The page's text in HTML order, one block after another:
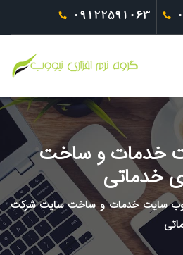
09122591063
خدمات و ساخت
خدماتی
سایت خدمات و ساخت سایت شرکت